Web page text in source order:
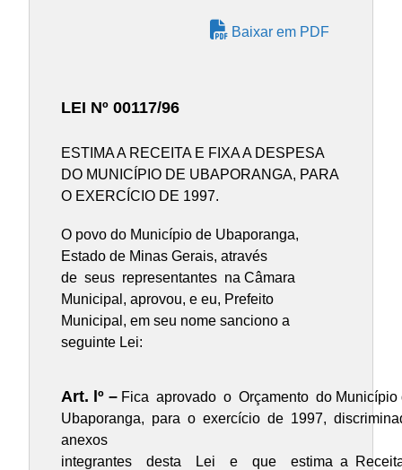
Baixar em PDF
LEI Nº 00117/96
ESTIMA A RECEITA E FIXA A DESPESA
DO MUNICÍPIO DE UBAPORANGA, PARA
O EXERCÍCIO DE 1997.
O povo do Município de Ubaporanga,
Estado de Minas Gerais, através
de seus representantes na Câmara
Municipal, aprovou, e eu, Prefeito
Municipal, em seu nome sanciono a
seguinte Lei:
Art. lº – Fica aprovado o Orçamento do Município
Ubaporanga, para o exercício de 1997,
anexos
integrantes desta Lei e que estima a